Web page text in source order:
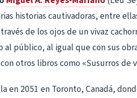
historias cautivadoras, entre
de los ojos de un vivaz
público, al igual que con sus
otros libros como «Susurros
en 2051 en Toronto, Canadá,